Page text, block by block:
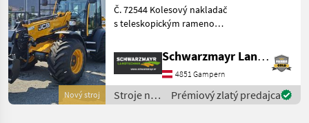
Nový stroj
Č. 72544 Kolesový nakladač
s teleskopickým ramenom
výškou zdvihu 4, 8 m - s
zdvihovou silou 2 700 kg - s
4-valcovým motorom JCB
Ecomax Common
Schwarzmayr Landtechnik GmbH - Gampern
4851 Gampern
Stroje na
stavbu /
Prémiový zlatý predajca